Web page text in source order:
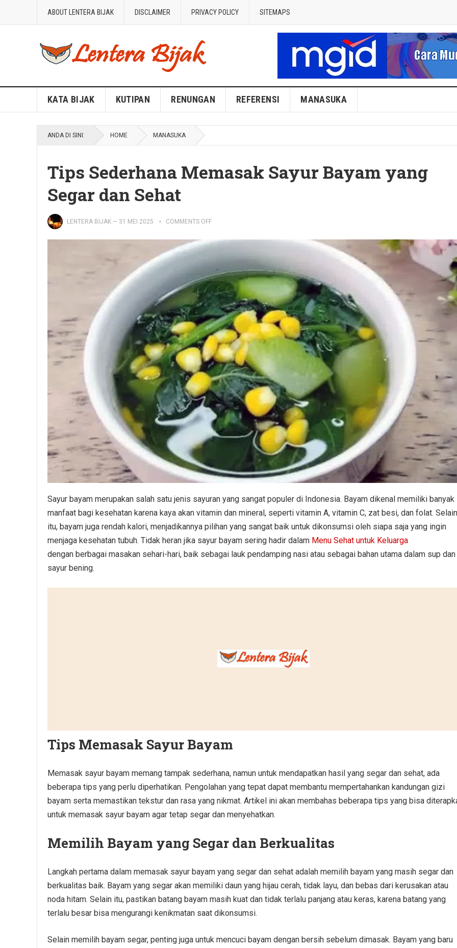
ABOUT LENTERA BIJAK DISCLAIMER PRIVACY POLICY SITEMAPS
Blog Lentera Bijak
KATA BIJAK KUTIPAN RENUNGAN REFERENSI MANASUKA
ANDA DI SINI: HOME MANASUKA
Tips Sederhana Memasak Sayur Bayam yang
Segar dan Sehat
LENTERA BIJAK — 31 MEI 2025 COMMENTS OFF
Sayur bayam merupakan salah satu jenis sayuran yang sangat populer di Indonesia. Bayam dikenal memiliki banyak
manfaat bagi kesehatan karena kaya akan vitamin dan mineral, seperti vitamin A, vitamin C, zat besi, dan folat. Selain
itu, bayam juga rendah kalori, menjadikannya pilihan yang sangat baik untuk dikonsumsi oleh siapa saja yang ingin
menjaga kesehatan tubuh. Tidak heran jika sayur bayam sering hadir dalam Menu Sehat untuk Keluarga
dengan berbagai masakan sehari-hari, baik sebagai lauk pendamping nasi atau sebagai bahan utama dalam sup dan
sayur bening.
Tips Memasak Sayur Bayam
Memasak sayur bayam memang tampak sederhana, namun untuk mendapatkan hasil yang segar dan sehat, ada
beberapa tips yang perlu diperhatikan. Pengolahan yang tepat dapat membantu mempertahankan kandungan gizi
bayam serta memastikan tekstur dan rasa yang nikmat. Artikel ini akan membahas beberapa tips yang bisa
untuk memasak sayur bayam agar tetap segar dan menyehatkan.
Memilih Bayam yang Segar dan Berkualitas
Langkah pertama dalam memasak sayur bayam yang segar dan sehat adalah memilih bayam yang masih segar dan
berkualitas baik. Bayam yang segar akan memiliki daun yang hijau cerah, tidak layu, dan bebas dari kerusakan atau
noda hitam. Selain itu, pastikan batang bayam masih kuat dan tidak terlalu panjang atau keras, karena batang yang
terlalu besar bisa mengurangi kenikmatan saat dikonsumsi.
Selain memilih bayam segar, penting juga untuk mencuci bayam dengan bersih sebelum dimasak. Bayam yang baru